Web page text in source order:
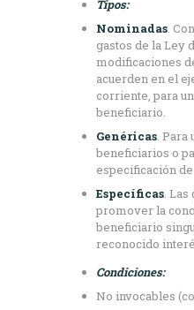
Tipos:
Nominadas.
gastos de la Ley
modificaciones
acuerden en el
corriente, para
beneficiario.
Genéricas. Para
beneficiarios o
especificación
Específicas. Las
promover la
beneficiario
reconocido
Condiciones:
No invocables